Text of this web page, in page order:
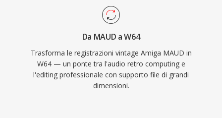
registrazione di concerti dal vivo e
all&#039;acquisizione di dati scientifici. Sound
Forge, Audacity e altre workstation audio
digitali professionali forniscono supporto W64
nativo per importazione ed esportazione senza
problemi. Per ingegneri e produttori che
Da MAUD a W64
Trasforma le registrazioni vintage Amiga MAUD in
W64 — un ponte tra l'audio retro computing e
l'editing professionale con supporto file di grandi
dimensioni.